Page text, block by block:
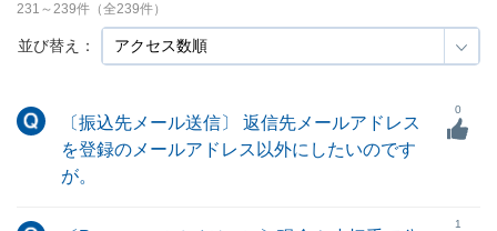
並び替え：
231 ～239件（全239件）
〔振込先メール送信〕 返信先メールアドレス
を登録のメールアドレス以外にしたいのです
が。
0
1